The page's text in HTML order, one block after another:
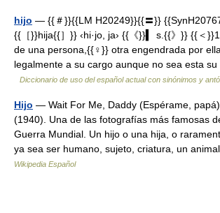
hijo — {{＃}}{{LM H20249}}{{〓}}
{{［}}hija{{］}} ‹hi·jo, ja› {{《}}▍ s.{{》}} {{＜
de una persona,{{♀}} otra engendrada por
legalmente a su cargo aunque no sea esta
Diccionario de uso del español actual con sinónimos y
Hijo — Wait For Me, Daddy (Espérame,
(1940). Una de las fotografías más famosas
Guerra Mundial. Un hijo o una hija, o
ya sea ser humano, sujeto, criatura, un
Wikipedia Español